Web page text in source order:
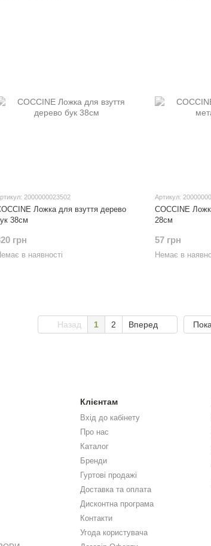
2000000023502
Ложка для взуття дерево
38см
грн
в наявності
Артикул:
COCCINE
28см
57 грн
Немає в
Назад 1 2 Вперед
Клієнтам
Вхід до кабінету
Про нас
Каталог
Бренди
Гуртові продажі
Доставка та оплата
Дисконтна програма
Контакти
Угода користувача